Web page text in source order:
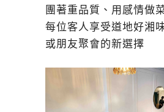
團著重品質、用感情做
每位客人享受道地好湘
或朋友聚會的新選擇